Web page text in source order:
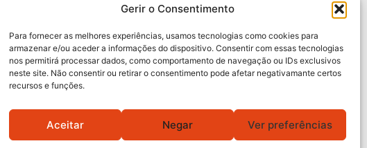
Gerir o Consentimento
Para fornecer as melhores experiências, usamos tecnologias como cookies para
armazenar e/ou aceder a informações do dispositivo. Consentir com essas tecnologias
nos permitirá processar dados, como comportamento de navegação ou IDs exclusivos
neste site. Não consentir ou retirar o consentimento pode afetar negativamante certos
recursos e funções.
Aceitar Negar Ver preferências
Boy’
vinha de trás
garante
Li e aceito aPolítica de Privacidade .